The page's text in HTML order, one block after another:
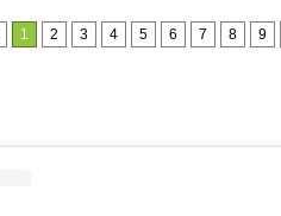
1 2 3 4 5 6 7 8 9